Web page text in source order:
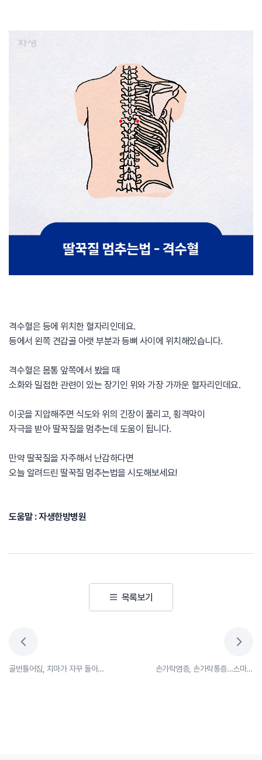
격수혈은 등에 위치한 혈자리인데요.​
등에서 왼쪽 견갑골 아랫 부분과 등뼈 사이에 위치해있습니다.
격수혈은 몸통 앞쪽에서 봤을 때​
소화와 밀접한 관련이 있는 장기인 위와 가장 가까운 혈자리인데요.
이곳을 지압해주면 식도와 위의 긴장이 풀리고, 횡격막이 ​
자극을 받아 딸꾹질을 멈추는데 도움이 됩니다.
만약 딸꾹질을 자주해서 난감하다면​
오늘 알려드린 딸꾹질 멈추는법을 시도해보세요!
도움말 : 자생한방병원
골반틀어짐, 치마가 자꾸 돌아간다면 의심!
목록보기
손가락염증, 손가락통증…스마트폰중독이 손가락 관절염 부른다